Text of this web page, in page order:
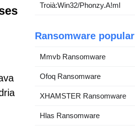
Troià:Win32/Phonzy.A!ml
Ransomware popular
Mmvb Ransomware
Ofoq Ransomware
XHAMSTER Ransomware
Hlas Ransomware